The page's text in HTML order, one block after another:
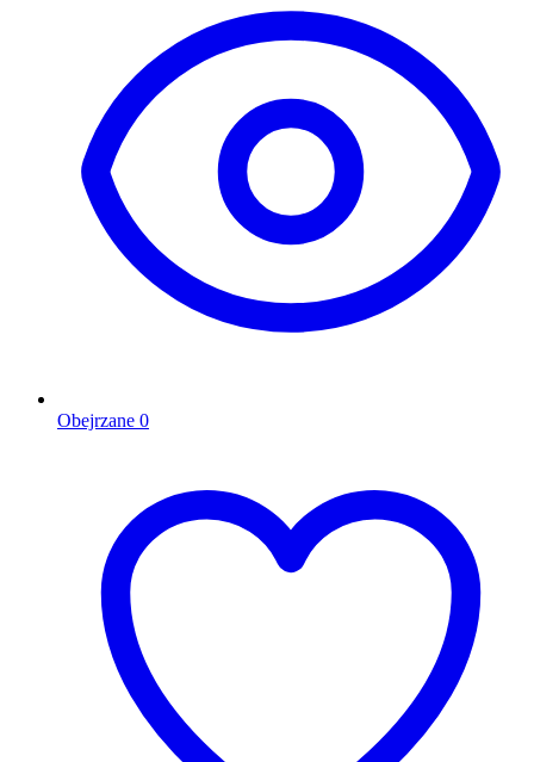
Obejrzane 0